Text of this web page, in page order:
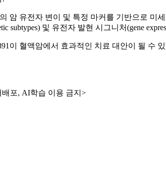
암 유전자 변이 및 특정 마커를 기반으로 미
subtypes) 및 유전자 발현 시그니처(gene
이 혈액암에서 효과적인 치료 대안이 될 수
포, AI학습 이용 금지>